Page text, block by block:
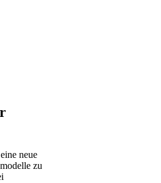
neue
zu